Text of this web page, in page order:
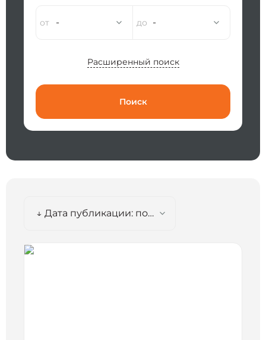
- -
Расширенный поиск
Поиск
↓ Дата публикации: по убыванию